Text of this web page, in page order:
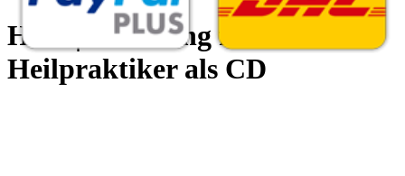
Herz | Vorlesung für
Heilpraktiker als CD